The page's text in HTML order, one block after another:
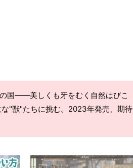
国――美しくも牙をむく自然はびこ
"獣"たちに挑む。2023年発売、期待